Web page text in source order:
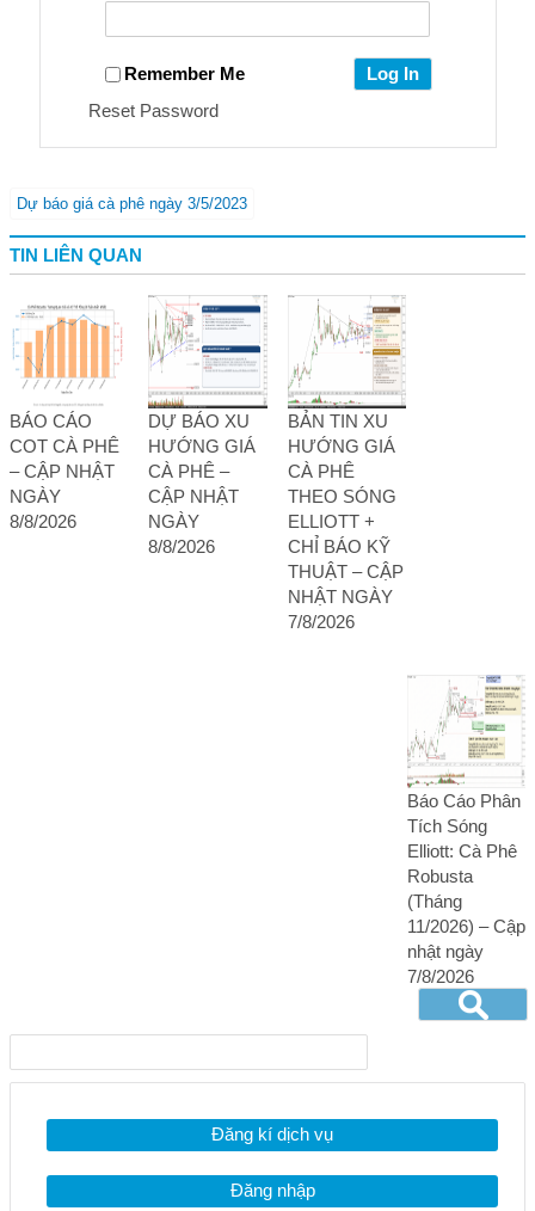
Remember Me
Reset Password
Dự báo giá cà phê ngày 3/5/2023
TIN LIÊN QUAN
BÁO CÁO
COT CÀ PHÊ
– CẬP NHẬT
NGÀY
8/8/2026
DỰ BÁO XU
HƯỚNG GIÁ
CÀ PHÊ –
CẬP NHẬT
NGÀY
8/8/2026
BẢN TIN XU
HƯỚNG GIÁ
CÀ PHÊ
THEO SÓNG
ELLIOTT +
CHỈ BÁO KỸ
THUẬT – CẬP
NHẬT NGÀY
7/8/2026
Báo Cáo Phân
Tích Sóng
Elliott: Cà Phê
Robusta
(Tháng
11/2026) – Cập
nhật ngày
7/8/2026
Đăng kí dịch vụ
Đăng nhập